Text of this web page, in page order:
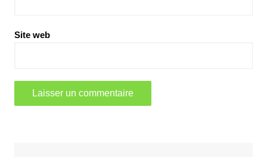
Site web